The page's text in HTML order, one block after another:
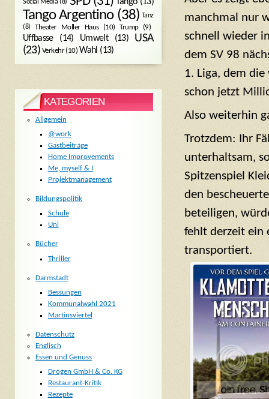
manchmal nur
schnell wieder
dem SV 98
1. Liga, dem
schon jetzt
Also weiterhin
Trotzdem: Ihr
unterhaltsam,
Spitzenspiel
den
beteiligen,
fehlt derzeit ein
transportiert.
Tango Argentino(38) Tanz
(8)
Theater Moller Haus(10) Trump(9)
Uffbasse(14) Umwelt(13)
USA
(23) Verkehr(10) Wahl (13)
KATEGORIEN
Allgemein
@work
Gastbeiträge
Home Improvements
Me, myself & I
Projektmanagement
Bildungspolitik
Schule
Uni
Bücher
Thriller
Darmstadt
Bessungen
Kommunalwahl 2021
Martinsviertel
Datenschutz
Englisch
Essen und Genuss
Drogen GmbH & Co. KG
Restaurant-Kritik
Rezepte